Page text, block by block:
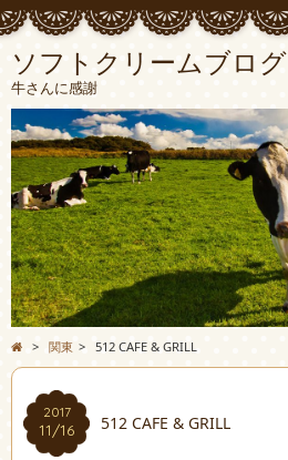
ソフトクリームブログ
牛さんに感謝
> 関東 > 512 CAFE & GRILL
2017
11/16 512 CAFE & GRILL